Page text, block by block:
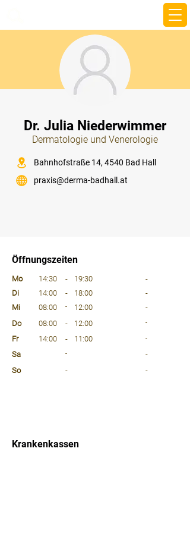
Dr. Julia Niederwimmer
Dermatologie und Venerologie
Bahnhofstraße 14, 4540 Bad Hall
praxis@derma-badhall.at
Öffnungszeiten
Mo
14:30 - 19:30
-
Di
14:00 - 18:00
-
Mi
08:00 - 12:00
-
Do
08:00 - 12:00 -
Fr 14:00 - 11:00 -
Sa -
-
So
-
-
Krankenkassen